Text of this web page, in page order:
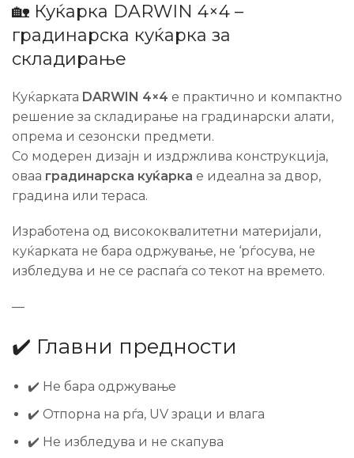
🏡 Куќарка DARWIN 4×4 –
градинарска куќарка за
складирање
Куќарката DARWIN 4×4 е практично и компактно
решение за складирање на градинарски алати,
опрема и сезонски предмети.
Со модерен дизајн и издржлива конструкција,
оваа градинарска куќарка е идеална за двор,
градина или тераса.
Изработена од висококвалитетни материјали,
куќарката не бара одржување, не ‘рѓосува, не
избледува и не се распаѓа со текот на времето.
—
✔️ Главни предности
✔️ Не бара одржување
✔️ Отпорна на рѓа, UV зраци и влага
✔️ Не избледува и не скапува